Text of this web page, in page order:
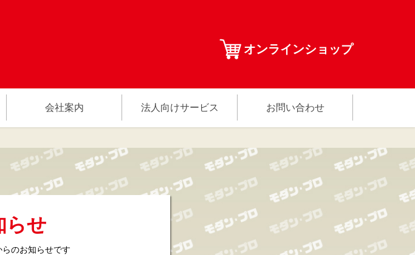
オンラインショップ
会社案内 法人向けサービス お問い合わせ
らせ
らのお知らせです